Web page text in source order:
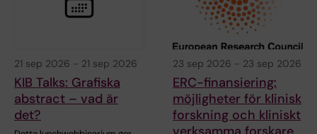
21 sep 2026 - 21 sep 2026
KIB Talks: Grafiska
abstract – vad är
det?
23 sep 2026 - 23 sep 2026
ERC-finansiering:
möjligheter för klinisk
forskning och kliniskt